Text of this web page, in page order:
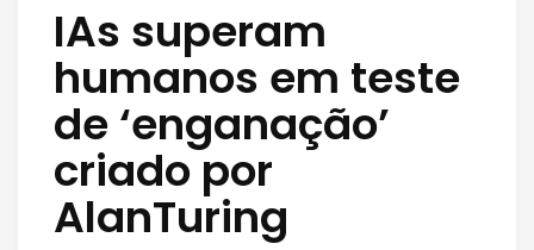
IAs superam
humanos em teste
de ‘enganação’
criado por
AlanTuring